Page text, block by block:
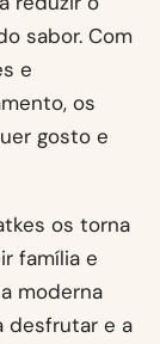
sabor. Com
e
os
gosto e
os torna
família e
moderna
desfrutar e a